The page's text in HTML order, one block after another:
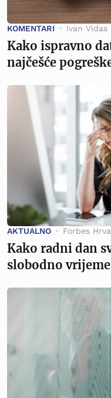
KOMENTARI Ivan Vidas
Kako ispravno
najčešće
AKTUALNO Forbes
Kako radni dan
slobodno